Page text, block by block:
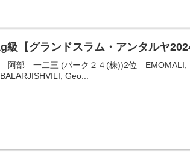
級【グランドスラム・アンタルヤ
阿部 一二三 (パーク２４(株))2位 EMOMALI,
Geo...